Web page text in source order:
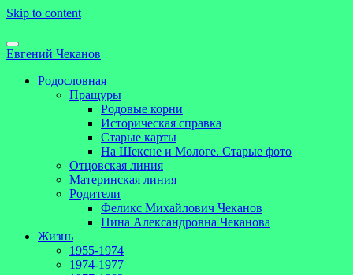
Skip to content
Евгений Чеканов
Родословная
Пращуры
Родовые корни
Историческая справка
Старые карты
На Шексне и Мологе. Старые фото
Отцовская линия
Материнская линия
Родители
Феликс Михайлович Чеканов
Нина Александровна Чеканова
Жизнь
1955-1974
1974-1977